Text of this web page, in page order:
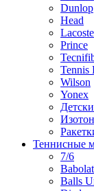
Dunlop
Head
Lacoste
Prince
Tennis
Wilson
Yonex
Теннисные
7/6
Babolat
Balls